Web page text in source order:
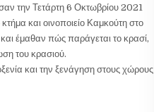
την Τετάρτη 6 Οκτωβρίου 2021
και οινοποιείο Καμκούτη στο
έμαθαν πώς παράγεται το κρασί,
του κρασιού.
και την ξενάγηση στους χώρους